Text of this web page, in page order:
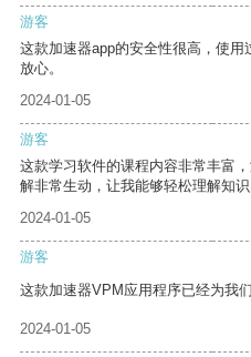
游客
这款加速器app的安全性很高，使
放心。
2024-01-05
游客
这款学习软件的课程内容非常丰富
解非常生动，让我能够轻松理解知识
2024-01-05
游客
这款加速器VPM应用程序已经为我
2024-01-05